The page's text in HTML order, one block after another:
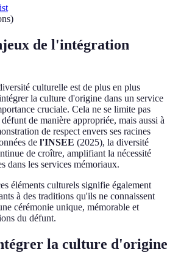
)
de l'intégration
culturelle est de plus en plus
la culture d'origine dans un service
cruciale. Cela ne se limite pas
de manière appropriée, mais aussi à
de respect envers ses racines
de l'INSEE (2025), la diversité
de croître, amplifiant la nécessité
dans les services mémoriaux.
éléments culturels signifie également
à des traditions qu'ils ne connaissent
cérémonie unique, mémorable et
du défunt.
la culture d'origine